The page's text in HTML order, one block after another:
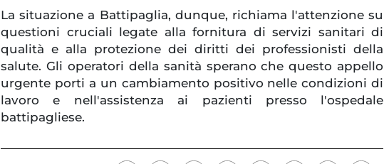
La situazione a Battipaglia, dunque, richiama l'attenzione su
questioni cruciali legate alla fornitura di servizi sanitari di
qualità e alla protezione dei diritti dei professionisti della
salute. Gli operatori della sanità sperano che questo appello
urgente porti a un cambiamento positivo nelle condizioni di
lavoro e nell'assistenza ai pazienti presso l'ospedale
battipagliese.